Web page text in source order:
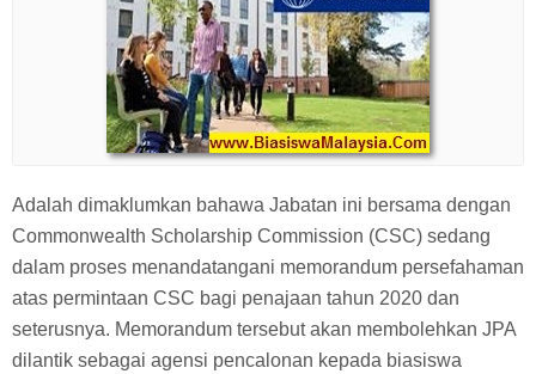
Adalah dimaklumkan bahawa Jabatan ini bersama dengan
Commonwealth Scholarship Commission (CSC) sedang
dalam proses menandatangani memorandum persefahaman
atas permintaan CSC bagi penajaan tahun 2020 dan
seterusnya. Memorandum tersebut akan membolehkan JPA
dilantik sebagai agensi pencalonan kepada biasiswa